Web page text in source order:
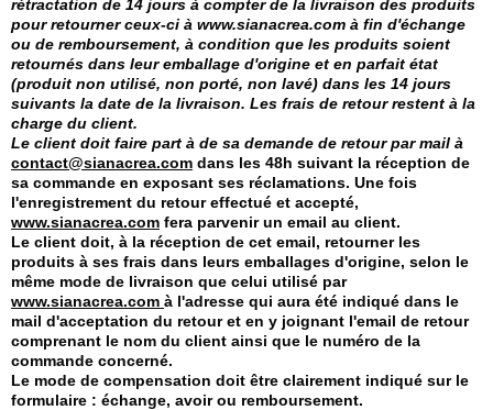
rétractation de 14 jours à compter de la livraison des produits
pour retourner ceux-ci à www.sianacrea.com à fin d'échange
ou de remboursement, à condition que les produits soient
retournés dans leur emballage d'origine et en parfait état
(produit non utilisé, non porté, non lavé) dans les 14 jours
suivants la date de la livraison. Les frais de retour restent à la
charge du client.
Le client doit faire part à de sa demande de retour par mail à
contact@sianacrea.com dans les 48h suivant la réception de
sa commande en exposant ses réclamations. Une fois
l'enregistrement du retour effectué et accepté,
www.sianacrea.com fera parvenir un email au client.
Le client doit, à la réception de cet email, retourner les
produits à ses frais dans leurs emballages d'origine, selon le
même mode de livraison que celui utilisé par
www.sianacrea.com à l'adresse qui aura été indiqué dans le
mail d'acceptation du retour et en y joignant l'email de retour
comprenant le nom du client ainsi que le numéro de la
commande concerné.
Le mode de compensation doit être clairement indiqué sur le
formulaire : échange, avoir ou remboursement.